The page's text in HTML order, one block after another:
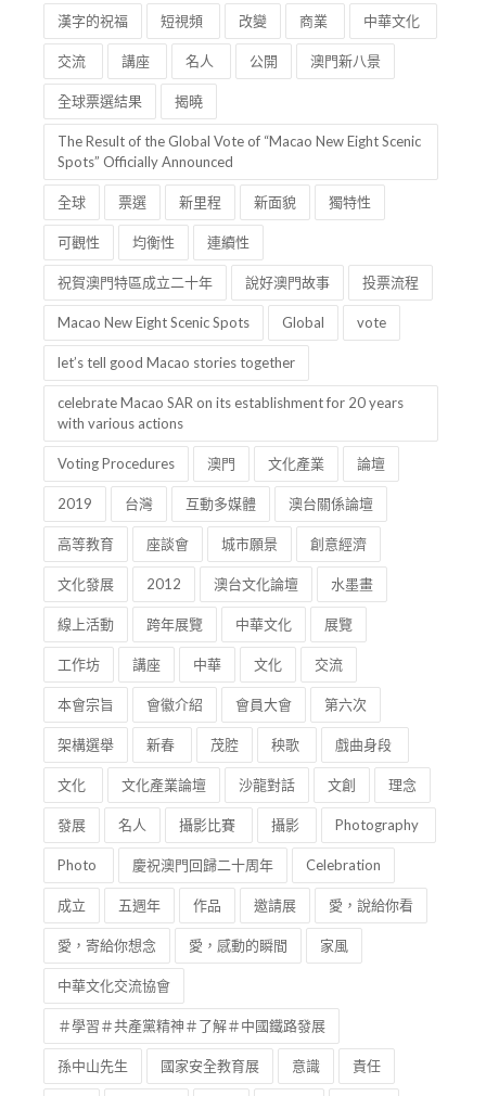
漢字的祝福 短視頻 改變 商業 中華文化
交流 講座 名人 公開 澳門新八景
全球票選結果 揭曉
The Result of the Global Vote of “Macao New Eight Scenic
Spots” Officially Announced
全球 票選 新里程 新面貌 獨特性
可觀性 均衡性 連續性
祝賀澳門特區成立二十年 說好澳門故事 投票流程
Macao New Eight Scenic Spots Global vote
let’s tell good Macao stories together
celebrate Macao SAR on its establishment for 20 years
with various actions
Voting Procedures 澳門 文化產業 論壇
2019 台灣 互動多媒體 澳台關係論壇
高等教育 座談會 城市願景 創意經濟
文化發展 2012 澳台文化論壇 水墨畫
線上活動 跨年展覽 中華文化 展覽
工作坊 講座 中華 文化 交流
本會宗旨 會徽介紹 會員大會 第六次
架構選舉 新春 茂腔 秧歌 戲曲身段
文化 文化產業論壇 沙龍對話 文創 理念
發展 名人 攝影比賽 攝影 Photography
Photo 慶祝澳門回歸二十周年 Celebration
成立 五週年 作品 邀請展 愛，說給你看
愛，寄給你想念 愛，感動的瞬間 家風
中華文化交流協會
＃學習＃共產黨精神＃了解＃中國鐵路發展
孫中山先生 國家安全教育展 意識 責任